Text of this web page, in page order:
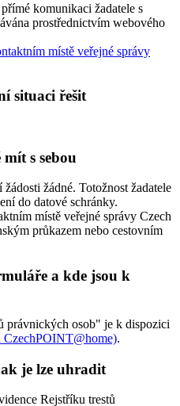
komunikaci žadatele s
prostřednictvím webového
místě veřejné správy
situaci řešit
s sebou
žádné. Totožnost žadatele
do datové schránky.
místě veřejné správy Czech
průkazem nebo cestovním
a kde jsou k
právnických osob" je k dispozici
CzechPOINT@home).
je lze uhradit
Rejstříku trestů